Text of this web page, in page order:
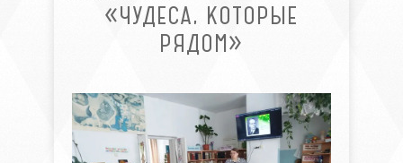
«ЧУДЕСА, КОТОРЫЕ
РЯДОМ»